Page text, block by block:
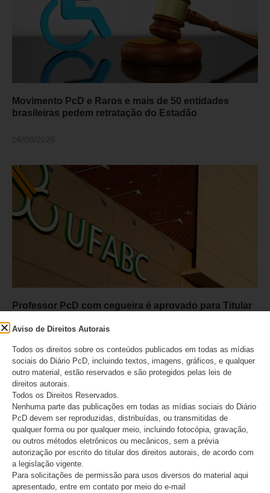
Movimento PcD e Raros e mais de 50 entidades
brasileiras pedem retratação do Estadão
Professor PcD com cegueira é aprovado para Titular
capacidade institucional
06/08/2026
Aviso de Direitos Autorais
Todos os direitos sobre os conteúdos publicados em todas as mídias
sociais do Diário PcD, incluindo textos, imagens, gráficos, e qualquer
outro material, estão reservados e são protegidos pelas leis de
direitos autorais.
Todos os Direitos Reservados.
Nenhuma parte das publicações em todas as mídias sociais do Diário
PcD devem ser reproduzidas, distribuídas, ou transmitidas de
qualquer forma ou por qualquer meio, incluindo fotocópia, gravação,
ou outros métodos eletrônicos ou mecânicos, sem a prévia
autorização por escrito do titular dos direitos autorais, de acordo com
a legislação vigente.
Para solicitações de permissão para usos diversos do material aqui
apresentado, entre em contato por meio do e-mail